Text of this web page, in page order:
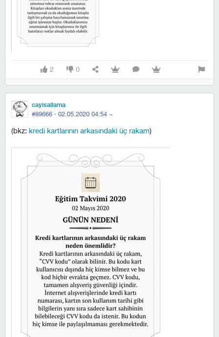
2 0
cayisallama
#89666 · 02.05.2020 04:54 ~
(bkz: kredi kartlarının arkasındaki üç rakam)